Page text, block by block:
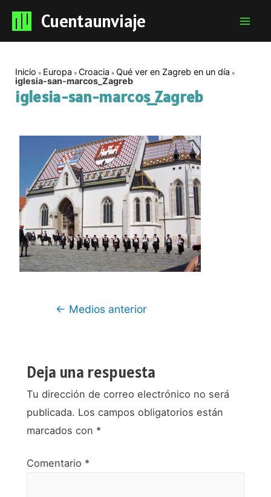
Cuentaunviaje
Inicio Europa Croacia
Qué ver en Zagreb en un día
iglesia-san-marcos_Zagreb
iglesia-san-marcos_Zagreb
Navegación
← Medios anterior
Deja una respuesta
Tu dirección de correo electrónico no será
publicada. Los campos obligatorios están
marcados con *
Comentario *